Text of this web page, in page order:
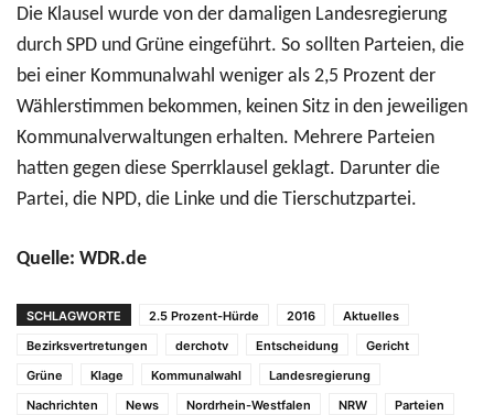
Die Klausel wurde von der damaligen Landesregierung
durch SPD und Grüne eingeführt. So sollten Parteien, die
bei einer Kommunalwahl weniger als 2,5 Prozent der
Wählerstimmen bekommen, keinen Sitz in den jeweiligen
Kommunalverwaltungen erhalten. Mehrere Parteien
hatten gegen diese Sperrklausel geklagt. Darunter die
Partei, die NPD, die Linke und die Tierschutzpartei.
Quelle: WDR.de
SCHLAGWORTE 2.5 Prozent-Hürde 2016
Aktuelles
Bezirksvertretungen
derchotv Entscheidung
Gericht
Grüne
Klage Kommunalwahl
Landesregierung
Nachrichten
News Nordrhein-Westfalen NRW
Parteien